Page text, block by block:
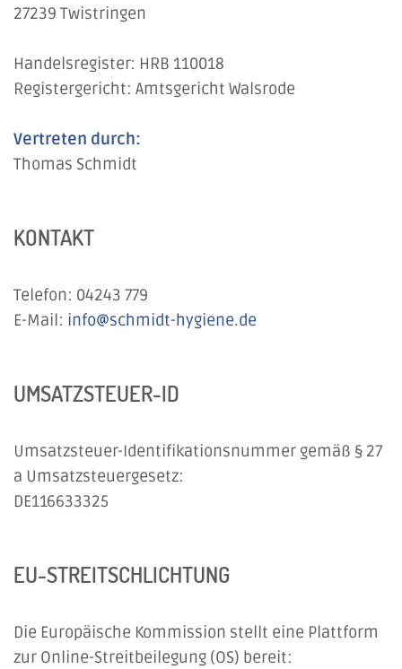
27239 Twistringen
Handelsregister: HRB 110018
Registergericht: Amtsgericht Walsrode
Vertreten durch:
Thomas Schmidt
KONTAKT
Telefon: 04243 779
E-Mail: info@schmidt-hygiene.de
UMSATZSTEUER-ID
Umsatzsteuer-Identifikationsnummer gemäß § 27
a Umsatzsteuergesetz:
DE116633325
EU-STREITSCHLICHTUNG
Die Europäische Kommission stellt eine Plattform
zur Online-Streitbeilegung (OS) bereit: